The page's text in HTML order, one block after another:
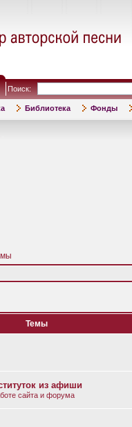
Поиск:
Библиотека Фонды
Темы
из афиши
сайта и форума